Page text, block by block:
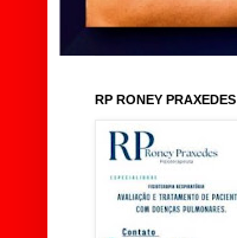
RP RONEY PRAXEDES